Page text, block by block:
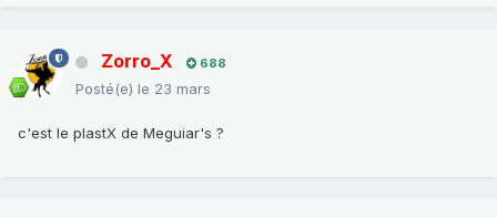
Zorro_X 688
Posté(e) le 23 mars
c'est le plastX de Meguiar's ?